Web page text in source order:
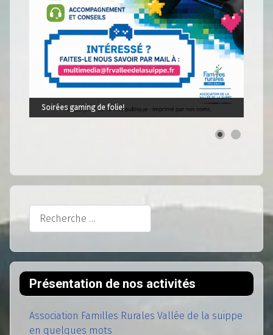
Soirées gaming de folie!
Rechercher
Présentation de nos activités
Association Familles Rurales Vallée de la suippe
en quelques mots